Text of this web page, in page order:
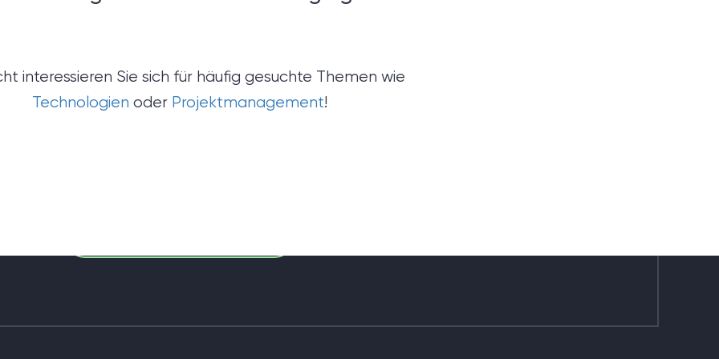
interessieren Sie sich für häufig gesuchte Themen wie
Technologien oder Projektmanagement!
Discovery-Session klären wir Ihre Anforderungen,